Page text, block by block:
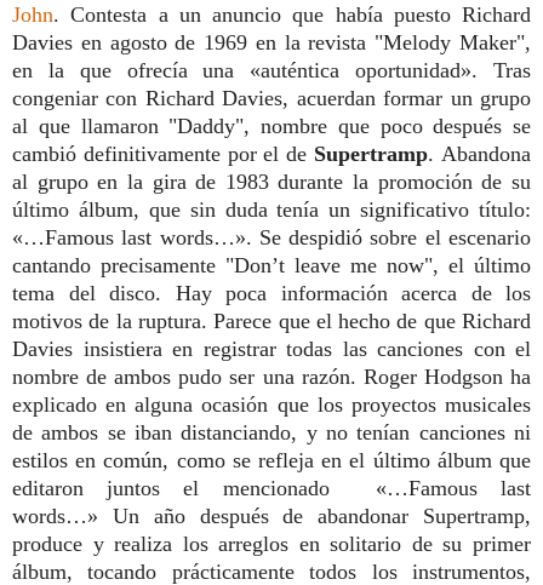
John. Contesta a un anuncio que había puesto Richard
Davies en agosto de 1969 en la revista "Melody Maker",
en la que ofrecía una «auténtica oportunidad». Tras
congeniar con Richard Davies, acuerdan formar un grupo
al que llamaron "Daddy", nombre que poco después se
cambió definitivamente por el de Supertramp. Abandona
al grupo en la gira de 1983 durante la promoción de su
último álbum, que sin duda tenía un significativo título:
«…Famous last words…». Se despidió sobre el escenario
cantando precisamente "Don’t leave me now", el último
tema del disco. Hay poca información acerca de los
motivos de la ruptura. Parece que el hecho de que Richard
Davies insistiera en registrar todas las canciones con el
nombre de ambos pudo ser una razón. Roger Hodgson ha
explicado en alguna ocasión que los proyectos musicales
de ambos se iban distanciando, y no tenían canciones ni
estilos en común, como se refleja en el último álbum que
editaron juntos el mencionado «…Famous last
words…» Un año después de abandonar Supertramp,
produce y realiza los arreglos en solitario de su primer
álbum, tocando prácticamente todos los instrumentos,